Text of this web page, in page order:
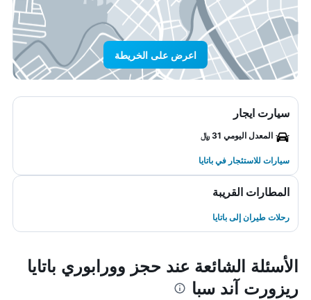
اعرض على الخريطة
سيارت ايجار
المعدل اليومي 31 ﷼
سيارات للاستئجار في باتايا
المطارات القريبة
رحلات طيران إلى باتايا
الأسئلة الشائعة عند حجز وورابوري باتايا
ريزورت آند سبا